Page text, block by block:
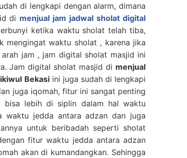
di lengkapi dengan alarm, dimana
di menjual jam jadwal sholat digital
ketika waktu sholat telah tiba,
mengingat waktu sholat , karena jika
jam , jam digital sholat masjid ini
Jam digital sholat masjid di menjual
Bekasiini juga sudah di lengkapi
juga iqomah, fitur ini sangat penting
lebih di siplin dalam hal waktu
waktu jedda antara adzan dan juga
untuk beribadah seperti sholat
fitur waktu jedda antara adzan
akan di kumandangkan. Sehingga